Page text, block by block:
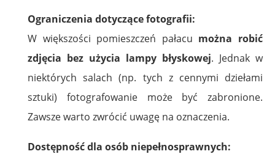
Ograniczenia dotyczące fotografii:
W większości pomieszczeń pałacu można robić
zdjęcia bez użycia lampy błyskowej. Jednak w
niektórych salach (np. tych z cennymi dziełami
sztuki) fotografowanie może być zabronione.
Zawsze warto zwrócić uwagę na oznaczenia.
Dostępność dla osób niepełnosprawnych: